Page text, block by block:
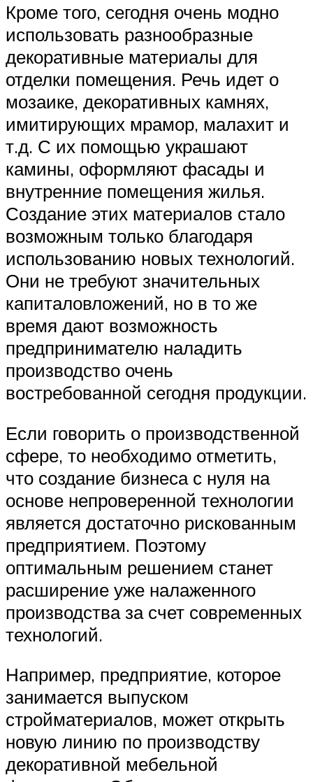
Кроме того, сегодня очень модно
использовать разнообразные
декоративные материалы для
отделки помещения. Речь идет о
мозаике, декоративных камнях,
имитирующих мрамор, малахит и
т.д. С их помощью украшают
камины, оформляют фасады и
внутренние помещения жилья.
Создание этих материалов стало
возможным только благодаря
использованию новых технологий.
Они не требуют значительных
капиталовложений, но в то же
время дают возможность
предпринимателю наладить
производство очень
востребованной сегодня продукции.
Если говорить о производственной
сфере, то необходимо отметить,
что создание бизнеса с нуля на
основе непроверенной технологии
является достаточно рискованным
предприятием. Поэтому
оптимальным решением станет
расширение уже налаженного
производства за счет современных
технологий.
Например, предприятие, которое
занимается выпуском
стройматериалов, может открыть
новую линию по производству
декоративной мебельной